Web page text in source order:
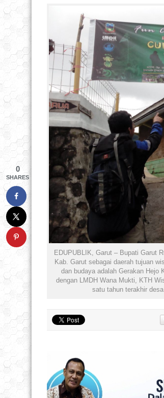
EDUPUBLIK, Garut – Bupati Garut
Kab. Garut sebagai daerah tujuan
dan budaya adalah Gerakan Hejo
dengan LMDH Wana Mukti, KTH
satu tahun terakhir
0
SHARES